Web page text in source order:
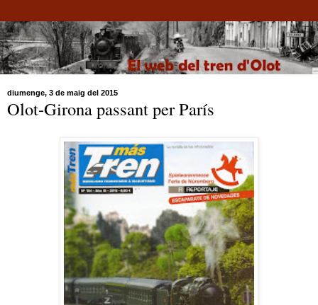
diumenge, 3 de maig del 2015
Olot-Girona passant per París